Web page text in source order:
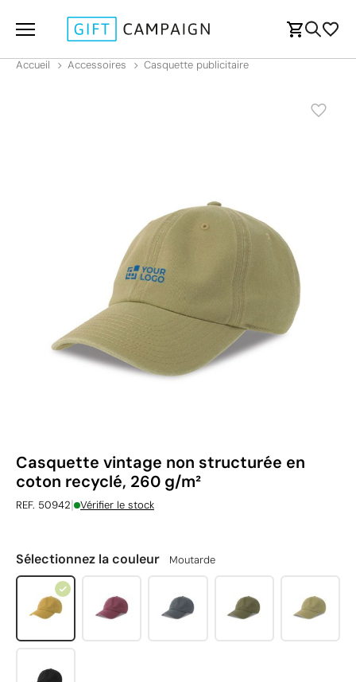
Accueil Accessoires Casquette publicitaire
Casquette vintage non structurée en
coton recyclé, 260 g/m²
REF. 50942| Vérifier le stock
Sélectionnez la couleur Moutarde